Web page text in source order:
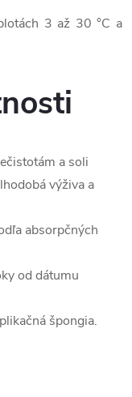
3 až 30 °C a
a soli
výživa a
absorpčných
od dátumu
špongia.